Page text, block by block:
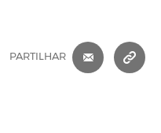
PARTILHAR